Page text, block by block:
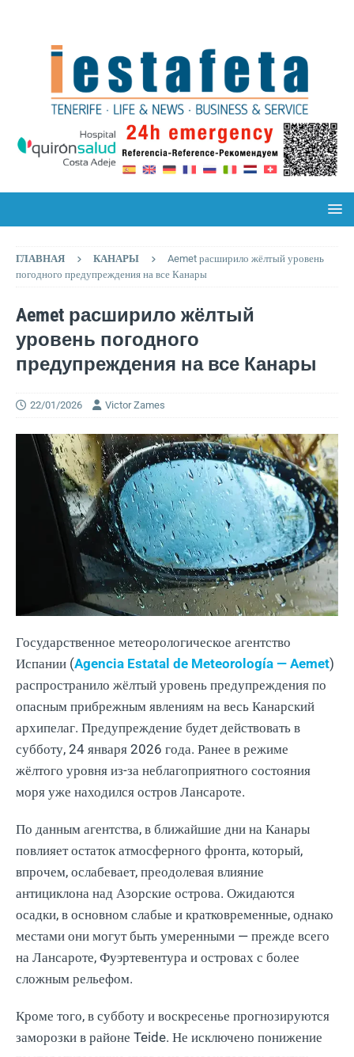
ГЛАВНАЯ КАНАРЫ
Aemet расширило жёлтый уровень
погодного предупреждения на все Канары
Aemet расширило жёлтый
уровень погодного
предупреждения на все Канары
22/01/2026 Victor Zames
Государственное метеорологическое агентство
Испании (Agencia Estatal de Meteorología — Aemet)
распространило жёлтый уровень предупреждения по
опасным прибрежным явлениям на весь Канарский
архипелаг. Предупреждение будет действовать в
субботу, 24 января 2026 года. Ранее в режиме
жёлтого уровня из-за неблагоприятного состояния
моря уже находился остров Лансароте.
По данным агентства, в ближайшие дни на Канары
повлияет остаток атмосферного фронта, который,
впрочем, ослабевает, преодолевая влияние
антициклона над Азорские острова. Ожидаются
осадки, в основном слабые и кратковременные, однако
местами они могут быть умеренными — прежде всего
на Лансароте, Фуэртевентура и островах с более
сложным рельефом.
Кроме того, в субботу и воскресенье прогнозируются
заморозки в районе Teide. Не исключено понижение